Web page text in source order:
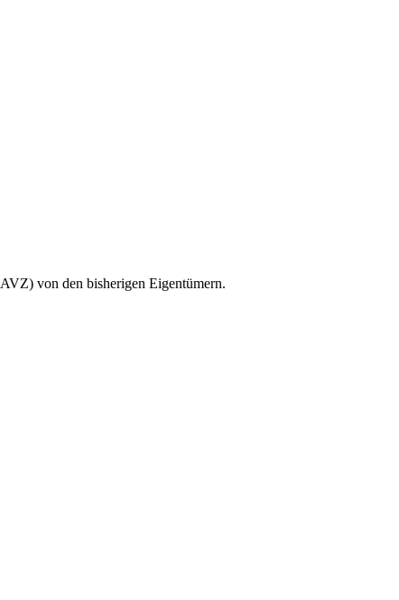
von den bisherigen Eigentümern.